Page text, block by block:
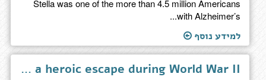
Stella was one of the more than 4.5 million Americans
with Alzheimer’s...
למידע נוסף
Gertruda's oath - a child, a promise, and a heroic escape during World War II